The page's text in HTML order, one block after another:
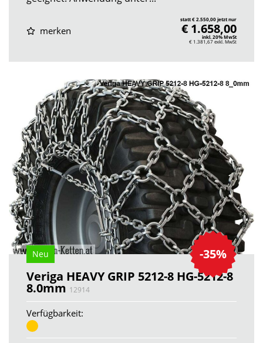
merken
statt € 2.550,00 jetzt nur
€ 1.658,00
inkl. 20% MwSt
€ 1.381,67exkl. MwSt
-35%
Neu
Veriga HEAVY GRIP 5212-8 HG-5212-8
8.0mm 12914
Verfügbarkeit: